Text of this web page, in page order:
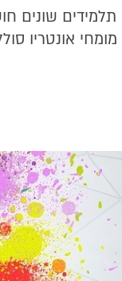
תלמידים שונים
מומחי אונטריו